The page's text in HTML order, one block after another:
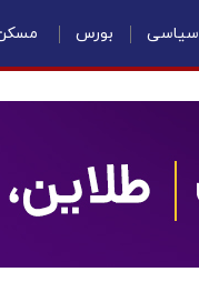
سیاسی بورس